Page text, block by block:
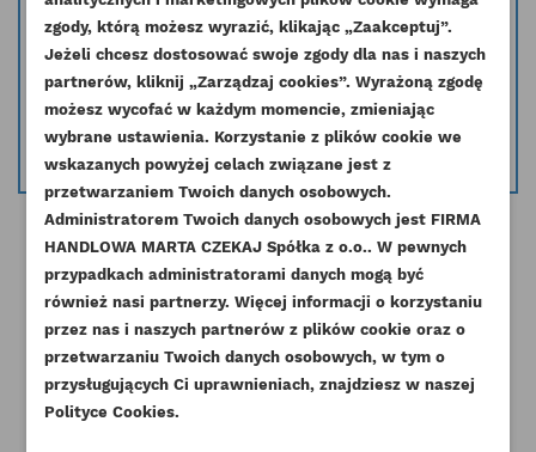
DODAJ DO LISTY ŻYCZEŃ
add_circle_outline Stwórz nową listę życzeń
UTWÓRZ LISTĘ ŻYCZEŃ
NAZWA LISTY ŻYCZEŃ
Anuluj Utwórz listę życzeń
ZALOGUJ SIĘ
Musisz być zalogowany by zapisać produkty na
swojej liście życzeń.
Anuluj Zaloguj się
910K 914G
Masz wątpliwość czy dana część pasuje do Twojego silnika skontaktuj się
z nami i podaj nr seryjny silnika a my pomożemy dobrać odpowiednią
część.
info@esilniki24.pl
Pozostałe produkty w tej kategorii:
zgody, którą możesz wyrazić, klikając „Zaakceptuj”.
Jeżeli chcesz dostosować swoje zgody dla nas i naszych
partnerów, kliknij „Zarządzaj cookies”. Wyrażoną zgodę
możesz wycofać w każdym momencie, zmieniając
wybrane ustawienia. Korzystanie z plików cookie we
wskazanych powyżej celach związane jest z
przetwarzaniem Twoich danych osobowych.
Administratorem Twoich danych osobowych jest FIRMA
HANDLOWA MARTA CZEKAJ Spółka z o.o.. W pewnych
przypadkach administratorami danych mogą być
również nasi partnerzy. Więcej informacji o korzystaniu
przez nas i naszych partnerów z plików cookie oraz o
przetwarzaniu Twoich danych osobowych, w tym o
przysługujących Ci uprawnieniach, znajdziesz w naszej
Polityce Cookies.